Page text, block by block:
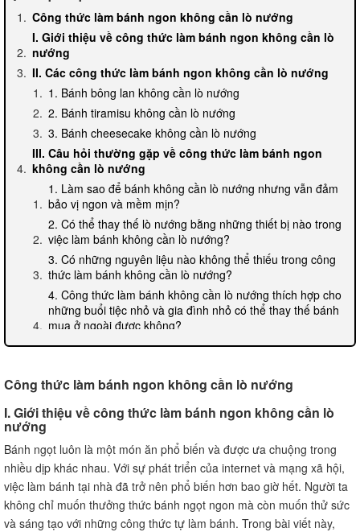
Công thức làm bánh ngon không cần lò nướng
I. Giới thiệu về công thức làm bánh ngon không cần lò
nướng
II. Các công thức làm bánh ngon không cần lò nướng
1. Bánh bông lan không cần lò nướng
2. Bánh tiramisu không cần lò nướng
3. Bánh cheesecake không cần lò nướng
III. Câu hỏi thường gặp về công thức làm bánh ngon
không cần lò nướng
1. Làm sao để bánh không cần lò nướng nhưng vẫn đảm
bảo vị ngon và mềm mịn?
2. Có thể thay thế lò nướng bằng những thiết bị nào trong
việc làm bánh không cần lò nướng?
3. Có những nguyên liệu nào không thể thiếu trong công
thức làm bánh không cần lò nướng?
4. Công thức làm bánh không cần lò nướng thích hợp cho
những buổi tiệc nhỏ và gia đình nhỏ có thể thay thế bánh
mua ở ngoài được không?
IV. Kết luận
Công thức làm bánh ngon không cần lò nướng
I. Giới thiệu về công thức làm bánh ngon không cần lò
nướng
Bánh ngọt luôn là một món ăn phổ biến và được ưa chuộng trong
nhiều dịp khác nhau. Với sự phát triển của internet và mạng xã hội,
việc làm bánh tại nhà đã trở nên phổ biến hơn bao giờ hết. Người ta
không chỉ muốn thưởng thức bánh ngọt ngon mà còn muốn thử sức
và sáng tạo với những công thức tự làm bánh. Trong bài viết này,